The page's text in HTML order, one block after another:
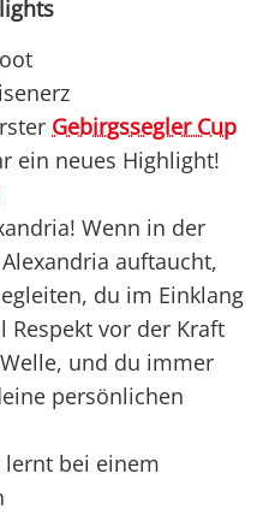
Gebirgssegler Cup
ein neues Highlight!
Wenn in der
auftaucht,
du im Einklang
vor der Kraft
und du immer
persönlichen
lernt bei einem